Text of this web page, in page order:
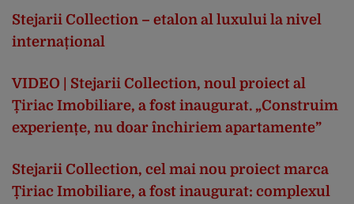
Stejarii Collection – etalon al luxului la nivel
internațional
VIDEO | Stejarii Collection, noul proiect al
Țiriac Imobiliare, a fost inaugurat. „Construim
experiențe, nu doar închiriem apartamente”
Stejarii Collection, cel mai nou proiect marca
Țiriac Imobiliare, a fost inaugurat: complexul